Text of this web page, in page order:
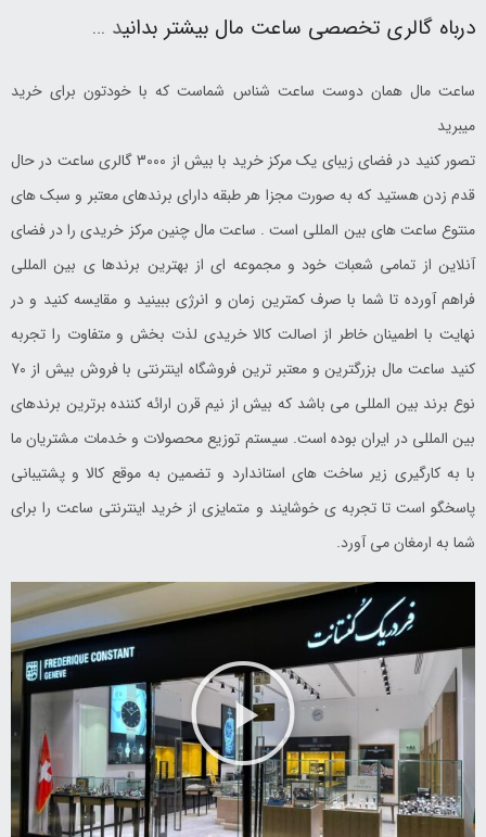
درباه گالری تخصصی ساعت مال بیشتر بدانید …
ساعت مال همان دوست ساعت شناس شماست که با خودتون برای خرید
میبرید
تصور کنید در فضای زیبای یک مرکز خرید با بیش از 3000 گالری ساعت در حال
قدم زدن هستید که به صورت مجزا هر طبقه دارای برندهای معتبر و سبک های
منتوع ساعت های بین المللی است . ساعت مال چنین مرکز خریدی را در فضای
آنلاین از تمامی شعبات خود و مجموعه ای از بهترین برندها ی بین المللی
فراهم آورده تا شما با صرف کمترین زمان و انرژی ببینید و مقایسه کنید و در
نهایت با اطمینان خاطر از اصالت کالا خریدی لذت بخش و متفاوت را تجربه
کنید ساعت مال بزرگترین و معتبر ترین فروشگاه اینترنتی با فروش بیش از 70
نوع برند بین المللی می باشد که بیش از نیم قرن ارائه کننده برترین برندهای
بین المللی در ایران بوده است. سیستم توزیع محصولات و خدمات مشتریان ما
با به کارگیری زیر ساخت های استاندارد و تضمین به موقع کالا و پشتیبانی
پاسخگو است تا تجربه ی خوشایند و متمایزی از خرید اینترنتی ساعت را برای
شما به ارمغان می آورد.